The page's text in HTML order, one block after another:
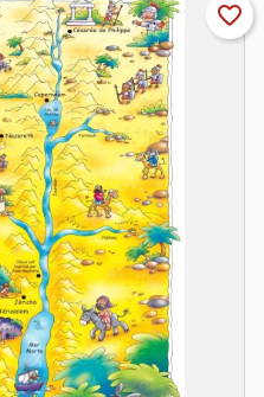
favorite_border